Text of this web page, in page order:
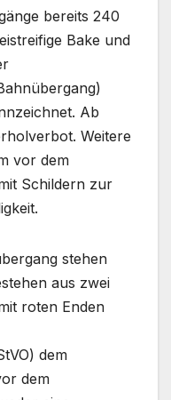
bereits 240
Bake und
Ab
Weitere
vor dem
Schildern zur
stehen
aus zwei
roten Enden
dem
dem